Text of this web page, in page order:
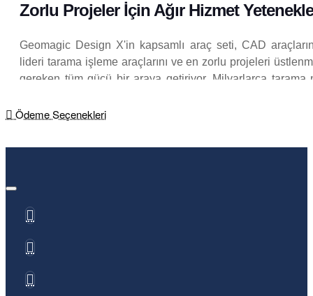
Zorlu Projeler İçin Ağır Hizmet
Geomagic Design X'in kapsamlı araç seti, CAD
lideri tarama işleme araçlarını ve en zorlu projeleri
gereken tüm gücü bir araya getiriyor. Milyarlarca tarama
yelpazesine sahiptir; tarama temizleme işlemini atlayıp
Ödeme Seçenekleri